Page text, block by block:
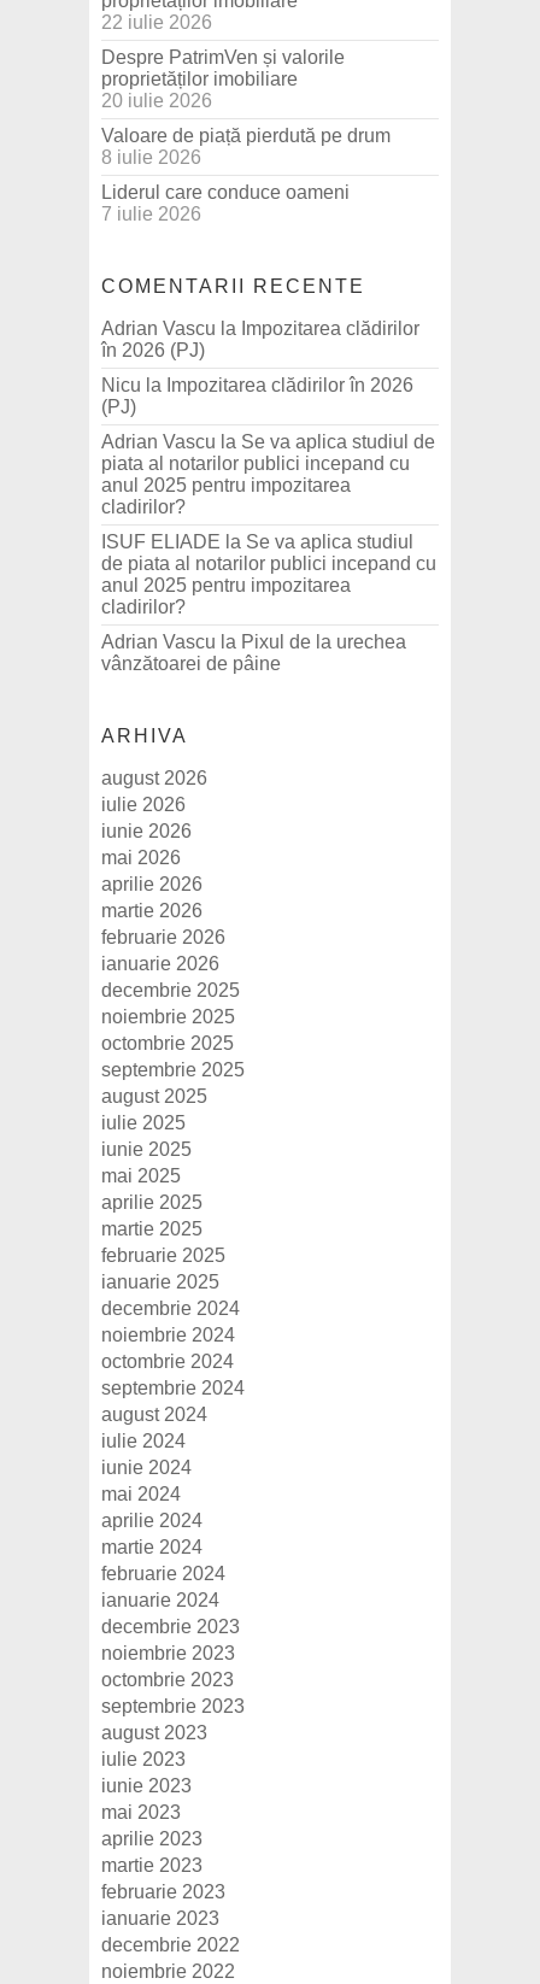
22 iulie 2026
Despre PatrimVen și valorile
proprietăților imobiliare
20 iulie 2026
Valoare de piață pierdută pe drum
8 iulie 2026
Liderul care conduce oameni
7 iulie 2026
COMENTARII RECENTE
Adrian Vascu la Impozitarea clădirilor
în 2026 (PJ)
Nicu la Impozitarea clădirilor în 2026
(PJ)
Adrian Vascu la Se va aplica studiul de
piata al notarilor publici incepand cu
anul 2025 pentru impozitarea
cladirilor?
ISUF ELIADE la Se va aplica studiul
de piata al notarilor publici incepand cu
anul 2025 pentru impozitarea
cladirilor?
Adrian Vascu la Pixul de la urechea
vânzătoarei de pâine
ARHIVA
august 2026
iulie 2026
iunie 2026
mai 2026
aprilie 2026
martie 2026
februarie 2026
ianuarie 2026
decembrie 2025
noiembrie 2025
octombrie 2025
septembrie 2025
august 2025
iulie 2025
iunie 2025
mai 2025
aprilie 2025
martie 2025
februarie 2025
ianuarie 2025
decembrie 2024
noiembrie 2024
octombrie 2024
septembrie 2024
august 2024
iulie 2024
iunie 2024
mai 2024
aprilie 2024
martie 2024
februarie 2024
ianuarie 2024
decembrie 2023
noiembrie 2023
octombrie 2023
septembrie 2023
august 2023
iulie 2023
iunie 2023
mai 2023
aprilie 2023
martie 2023
februarie 2023
ianuarie 2023
decembrie 2022
noiembrie 2022